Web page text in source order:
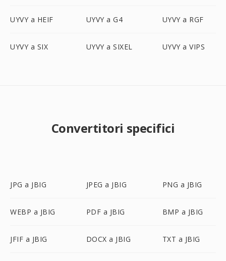
UYVY a HEIF UYVY a G4 UYVY a RGF
UYVY a SIX UYVY a SIXEL UYVY a VIPS
Convertitori specifici
JPG a JBIG JPEG a JBIG PNG a JBIG
WEBP a JBIG PDF a JBIG BMP a JBIG
JFIF a JBIG DOCX a JBIG TXT a JBIG